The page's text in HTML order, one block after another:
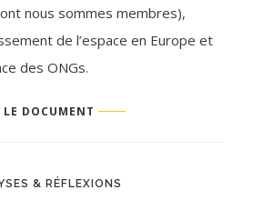
nous sommes membres),
de l’espace en Europe et
des ONGs.
DOCUMENT
& RÉFLEXIONS